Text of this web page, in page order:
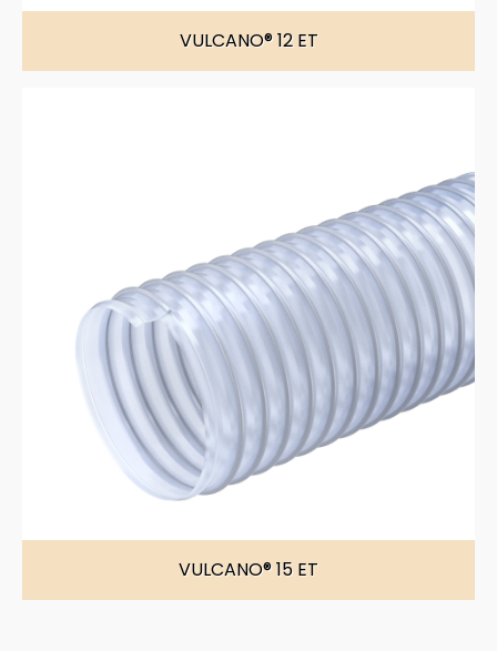
VULCANO® 12 ET
VULCANO® 15 ET